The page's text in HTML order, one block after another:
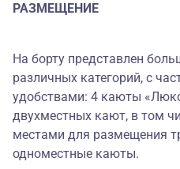
РАЗМЕЩЕНИЕ
На борту представлен
различных категорий, с
удобствами: 4 каюты
двухместных кают, в том
местами для размещения
одноместные каюты.